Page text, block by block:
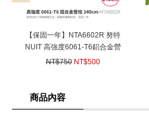
【保固一年】NTA6602R 努特
NUIT 高強度6061-T6鋁合金營
柱240cm 紅 套接營柱 彈扣 門
NT$750 NT$500
商品內容